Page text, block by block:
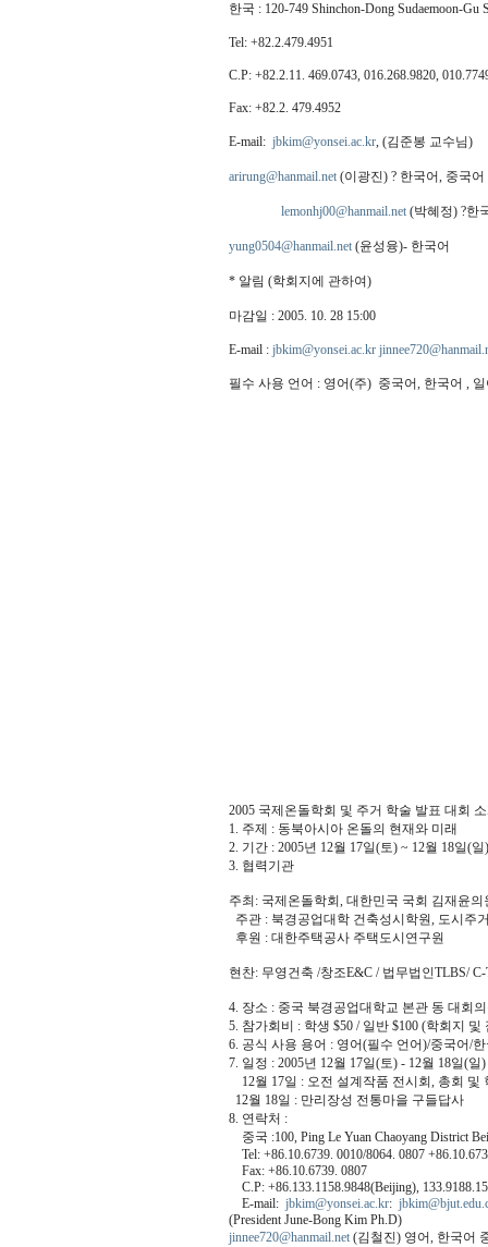
한국 : 120-749 Shinchon-Dong Sudaemoon-Gu
Tel: +82.2.479.4951
C.P: +82.2.11. 469.0743, 016.268.9820,
Fax: +82.2. 479.4952
E-mail: jbkim@yonsei.ac.kr, (김준봉 교수님)
arirung@hanmail.net(이광진) ? 한국어, 중국어
lemonhj00@hanmail.net(박혜정) ?한
yung0504@hanmail.net(윤성융)- 한국어
* 알림 (학회지에 관하여)
마감일 : 2005. 10. 28 15:00
E-mail : jbkim@yonsei.ac.kr
필수 사용 언어 : 영어(주) 중국어, 한국어 ,
2005 국제온돌학회 및 주거 학술 발표 대회
1. 주제 : 동북아시아 온돌의 현재와 미래
2. 기간 : 2005년 12월 17일(토) ~ 12월 18일(일)
3. 협력기관
주최: 국제온돌학회, 대한민국 국회 김재윤의
주관 : 북경공업대학 건축성시학원, 도시주
후원 : 대한주택공사 주택도시연구원
현찬: 무영건축 /창조E&C / 법무법인TLBS/ C-
4. 장소 : 중국 북경공업대학교 본관 동 대회
5. 참가회비 : 학생 $50 / 일반 $100 (학회지 및
6. 공식 사용 용어 : 영어(필수 언어)/중국어/
7. 일정 : 2005년 12월 17일(토) - 12월 18일(일)
12월 17일 : 오전 설계작품 전시회, 총회 및
12월 18일 : 만리장성 전통마을 구들답사
8. 연락처 :
중국 :100, Ping Le Yuan Chaoyang District
Tel: +86.10.6739. 0010/8064. 0807
Fax: +86.10.6739. 0807
C.P: +86.133.1158.9848(Beijing),
E-mail: jbkim@yonsei.ac.kr:
(President June-Bong Kim Ph.D)
jinnee720@hanmail.net(김철진) 영어, 한국어